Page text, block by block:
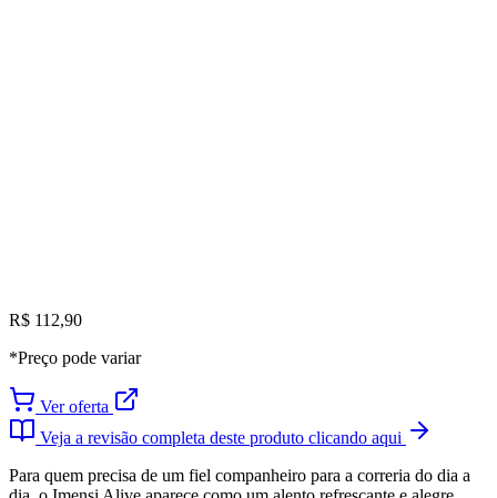
R$ 112,90
*Preço pode variar
Ver oferta
Veja a revisão completa deste produto clicando aqui
Para quem precisa de um fiel companheiro para a correria do dia a